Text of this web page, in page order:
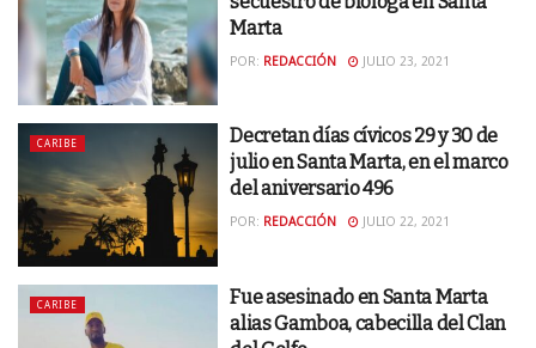
Marta
POR: REDACCIÓN JULIO 23, 2021
CARIBE
Decretan días cívicos 29 y 30 de
julio en Santa Marta, en el marco
del aniversario 496
POR: REDACCIÓN JULIO 22, 2021
CARIBE
Fue asesinado en Santa Marta
alias Gamboa, cabecilla del Clan